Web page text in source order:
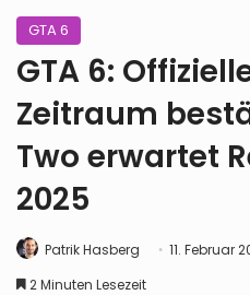
GTA 6
GTA 6:
Zeitraum
Two erwartet
2025
Patrik Hasberg 11. Februar
2 Minuten Lesezeit